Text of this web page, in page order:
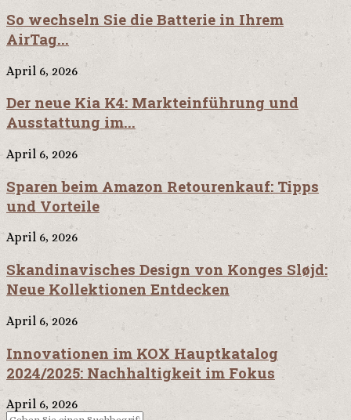
So wechseln Sie die Batterie in Ihrem
AirTag...
April 6, 2026
Der neue Kia K4: Markteinführung und
Ausstattung im...
April 6, 2026
Sparen beim Amazon Retourenkauf: Tipps
und Vorteile
April 6, 2026
Skandinavisches Design von Konges Sløjd:
Neue Kollektionen Entdecken
April 6, 2026
Innovationen im KOX Hauptkatalog
2024/2025: Nachhaltigkeit im Fokus
April 6, 2026